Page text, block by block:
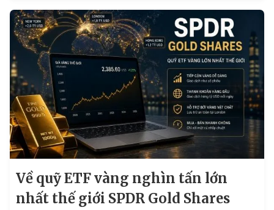
Về quỹ ETF vàng nghìn tấn lớn
nhất thế giới SPDR Gold Shares